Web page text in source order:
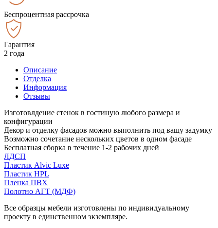
Беспроцентная рассрочка
Гарантия
2 года
Описание
Отделка
Информация
Отзывы
Изготовлдение стенок в гостиную любого размера и
конфигурации
Декор и отделку фасадов можно выполнить под вашу задумку
Возможно сочетание нескольких цветов в одном фасаде
Бесплатная сборка в течение 1-2 рабочих дней
ЛДСП
Пластик Alvic Luxe
Пластик HPL
Пленка ПВХ
Полотно АГТ (МДФ)
Все образцы мебели изготовлены по индивидуальному
проекту в единственном экземпляре.